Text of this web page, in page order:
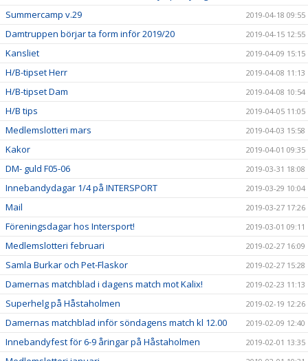
Summercamp v.29 2019-04-18 09:55
Damtruppen börjar ta form inför 2019/20 2019-04-15 12:55
Kansliet 2019-04-09 15:15
H/B-tipset Herr 2019-04-08 11:13
H/B-tipset Dam 2019-04-08 10:54
H/B tips 2019-04-05 11:05
Medlemslotteri mars 2019-04-03 15:58
Kakor 2019-04-01 09:35
DM- guld F05-06 2019-03-31 18:08
Innebandydagar 1/4 på INTERSPORT 2019-03-29 10:04
Mail 2019-03-27 17:26
Föreningsdagar hos Intersport! 2019-03-01 09:11
Medlemslotteri februari 2019-02-27 16:09
Samla Burkar och Pet-Flaskor 2019-02-27 15:28
Damernas matchblad i dagens match mot Kalix! 2019-02-23 11:13
Superhelg på Håstaholmen 2019-02-19 12:26
Damernas matchblad inför söndagens match kl 12.00 2019-02-09 12:40
Innebandyfest för 6-9 åringar på Håstaholmen 2019-02-01 13:35